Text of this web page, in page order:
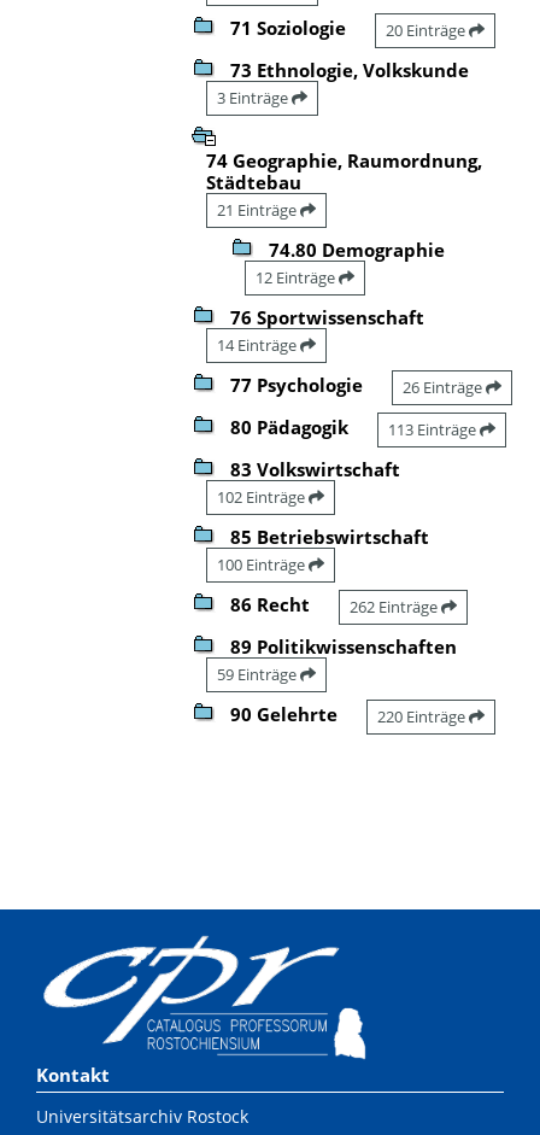
71 Soziologie 20 Einträge
73 Ethnologie, Volkskunde
3 Einträge
74 Geographie, Raumordnung,
Städtebau
21 Einträge
74.80 Demographie
12 Einträge
76 Sportwissenschaft
14 Einträge
77 Psychologie 26 Einträge
80 Pädagogik 113 Einträge
83 Volkswirtschaft
102 Einträge
85 Betriebswirtschaft
100 Einträge
86 Recht 262 Einträge
89 Politikwissenschaften
59 Einträge
90 Gelehrte 220 Einträge
Kontakt
Universitätsarchiv Rostock